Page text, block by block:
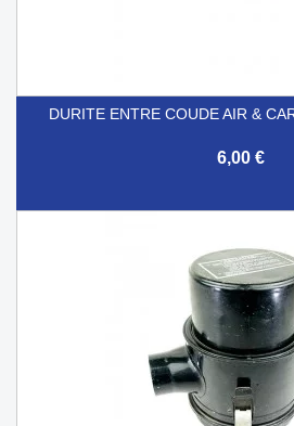
DURITE ENTRE COUDE AIR &
6,00 €